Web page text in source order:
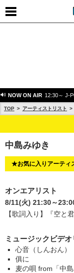
NOW ON AIR 12:30～ J-
TOP アーティストリスト
中島みゆき
★お気に入りアーティ
オンエアリスト
8/11(火) 21:30～
【歌詞入り】
『空と
ミュージックビデオ
心音（しんおん）
俱に
麦の唄 from「中